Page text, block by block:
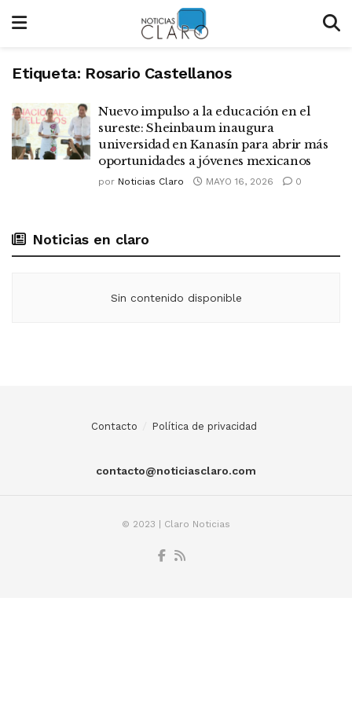
Etiqueta: Rosario Castellanos
Nuevo impulso a la educación en el
sureste: Sheinbaum inaugura
universidad en Kanasín para abrir más
oportunidades a jóvenes mexicanos
por Noticias Claro MAYO 16, 2026 0
Noticias en claro
Sin contenido disponible
Contacto Política de privacidad
contacto@noticiasclaro.com
© 2023 | Claro Noticias